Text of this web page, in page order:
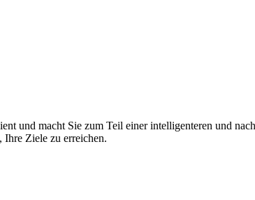
und macht Sie zum Teil einer intelligenteren und
Ziele zu erreichen.